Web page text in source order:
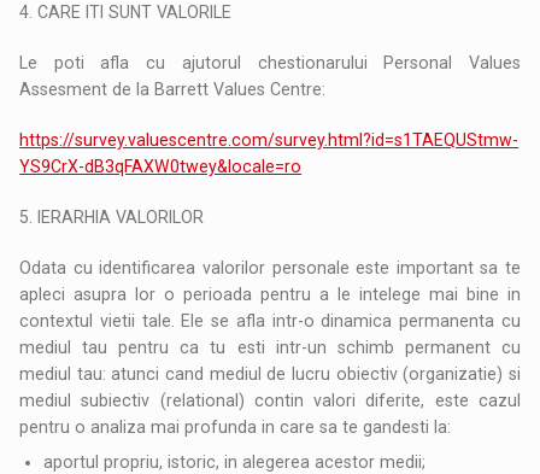
4. CARE ITI SUNT VALORILE
Le poti afla cu ajutorul chestionarului Personal Values
Assesment de la Barrett Values Centre:
https://survey.valuescentre.com/survey.html?id=s1TAEQUStmw-
YS9CrX-dB3qFAXW0twey&locale=ro
5. IERARHIA VALORILOR
Odata cu identificarea valorilor personale este important sa te
apleci asupra lor o perioada pentru a le intelege mai bine in
contextul vietii tale. Ele se afla intr-o dinamica permanenta cu
mediul tau pentru ca tu esti intr-un schimb permanent cu
mediul tau: atunci cand mediul de lucru obiectiv (organizatie) si
mediul subiectiv (relational) contin valori diferite, este cazul
pentru o analiza mai profunda in care sa te gandesti la:
aportul propriu, istoric, in alegerea acestor medii;